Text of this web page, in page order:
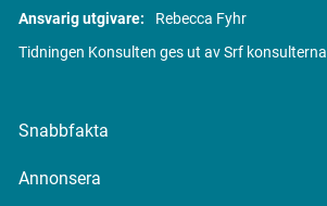
Ansvarig utgivare:
Rebecca Fyhr
Tidningen Konsulten ges ut av Srf konsulterna
Snabbfakta
Annonsera